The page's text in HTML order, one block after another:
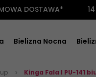
DOSTAWA*
Bielizna Nocna
Kinga Fala I PU-141